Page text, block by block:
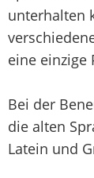
unterhalten
eine einzige
Bei der
die alten
Latein und